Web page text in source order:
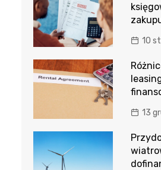
10
13